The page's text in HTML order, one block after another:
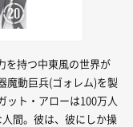
を持つ中東風の世界が
魔動巨兵(ゴォレム)を製
ット・アローは100万人
間。彼は、彼にしか操